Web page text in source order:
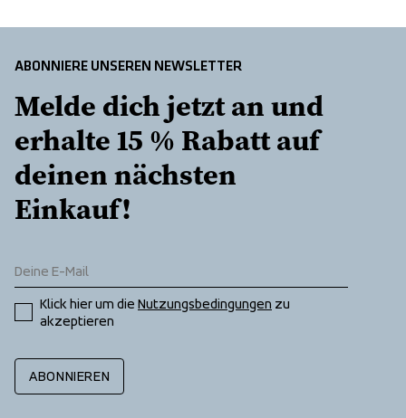
ABONNIERE UNSEREN NEWSLETTER
Melde dich jetzt an und
erhalte 15 % Rabatt auf
deinen nächsten
Einkauf!
Klick hier um die Nutzungsbedingungen zu
akzeptieren
ABONNIEREN